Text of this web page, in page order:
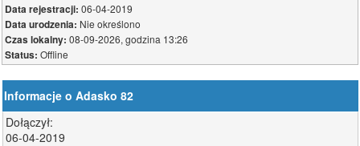
Data rejestracji: 06-04-2019
Data urodzenia: Nie określono
Czas lokalny: 08-09-2026, godzina 13:26
Status: Offline
Informacje o Adasko 82
Dołączył:
06-04-2019